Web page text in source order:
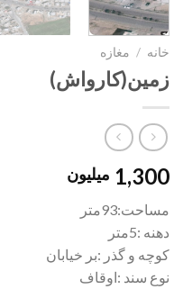
خانه / مغازه
زمین(کارواش)
1,300 میلیون
مساحت:93متر
دهنه :5متر
کوچه و گذر :بر خیابان
نوع سند :اوقاف